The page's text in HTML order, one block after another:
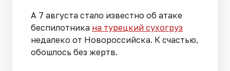
А 7 августа стало известно об атаке
беспилотника на турецкий сухогруз
недалеко от Новороссийска. К счастью,
обошлось без жертв.